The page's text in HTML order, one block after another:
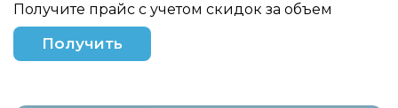
Получите прайс с учетом скидок за объем
Получить